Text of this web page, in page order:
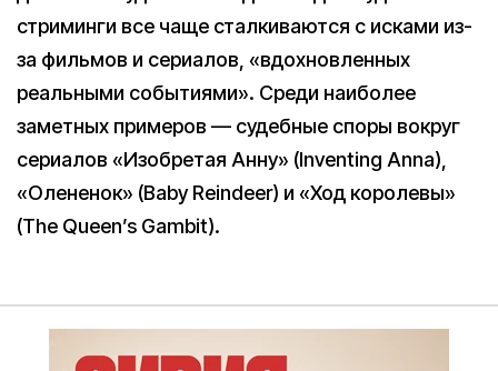
стриминги все чаще сталкиваются с исками из-
за фильмов и сериалов, «вдохновленных
реальными событиями». Среди наиболее
заметных примеров — судебные споры вокруг
сериалов «Изобретая Анну» (Inventing Anna),
«Олененок» (Baby Reindeer) и «Ход королевы»
(The Queen’s Gambit).